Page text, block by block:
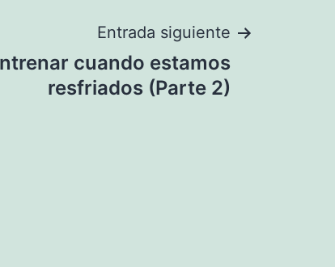
Entrada siguiente
cuando estamos
resfriados (Parte 2)